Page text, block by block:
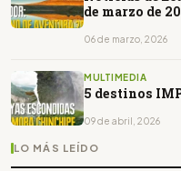
de marzo de
06 de marzo, 2026
MULTIMEDIA
5 destinos
09 de abril, 2026
LO MÁS LEÍDO